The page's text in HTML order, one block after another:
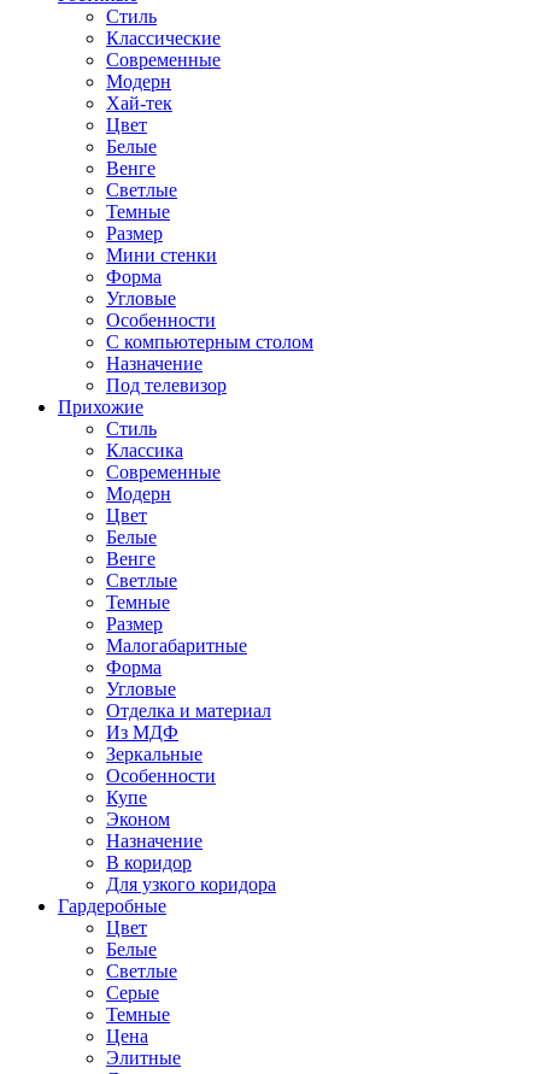
Стиль
Классические
Современные
Модерн
Хай-тек
Цвет
Белые
Венге
Светлые
Темные
Размер
Мини стенки
Форма
Угловые
Особенности
С компьютерным столом
Назначение
Под телевизор
Прихожие
Стиль
Классика
Современные
Модерн
Цвет
Белые
Венге
Светлые
Темные
Размер
Малогабаритные
Форма
Угловые
Отделка и материал
Из МДФ
Зеркальные
Особенности
Купе
Эконом
Назначение
В коридор
Для узкого коридора
Гардеробные
Цвет
Белые
Светлые
Серые
Темные
Цена
Элитные